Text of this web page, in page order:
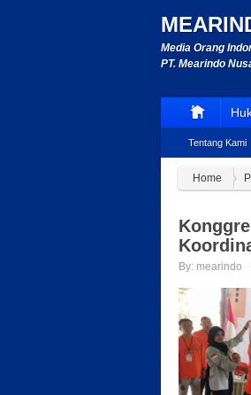
Media Orang
PT. Mearindo
Tentang Kami
Home
By: mearindo